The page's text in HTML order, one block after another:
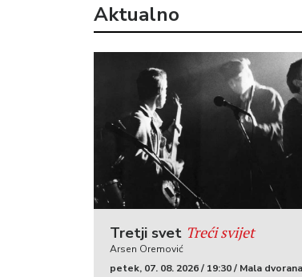
Aktualno
Tretji svet Treći svijet
Arsen Oremović
petek, 07. 08. 2026 / 19:30 / Mala dvorana